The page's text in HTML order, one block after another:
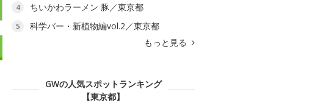
4 ちいかわラーメン 豚／東京都
5
科学バー・新植物編vol.2／東京都
もっと見る
GWの人気スポットランキング
【東京都】